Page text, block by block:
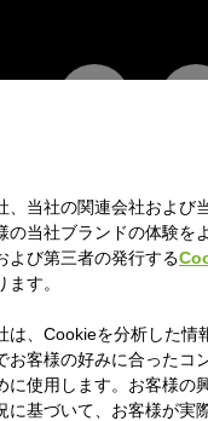
いて
、当社の関連会社および
の当社ブランドの体験を
よび第三者の発行する
ます。
は、Cookieを分析した情
お客様の好みに合ったコ
に使用します。お客様の
に基づいて、お客様が実